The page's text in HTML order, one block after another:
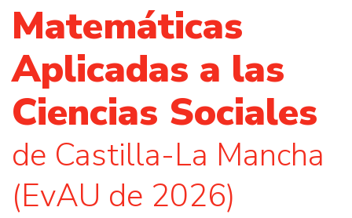
Matemáticas
Aplicadas a las
Ciencias Sociales
de Castilla-La Mancha
(EvAU de 2026)